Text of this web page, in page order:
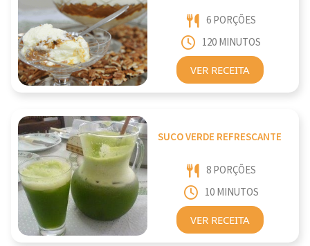
6 PORÇÕES
120 MINUTOS
VER RECEITA
SUCO VERDE REFRESCANTE
8 PORÇÕES
10 MINUTOS
VER RECEITA